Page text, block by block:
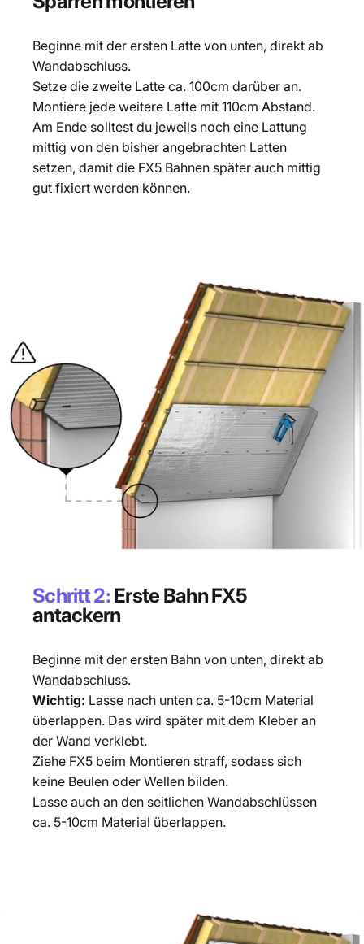
Beginne mit der ersten Latte von unten, direkt ab
Wandabschluss.
Setze die zweite Latte ca. 100cm darüber an.
Montiere jede weitere Latte mit 110cm Abstand.
Am Ende solltest du jeweils noch eine Lattung
mittig von den bisher angebrachten Latten
setzen, damit die FX5 Bahnen später auch mittig
gut fixiert werden können.
Schritt 2:Erste Bahn FX5
antackern
Beginne mit der ersten Bahn von unten, direkt ab
Wandabschluss.
Wichtig: Lasse nach unten ca. 5-10cm Material
überlappen. Das wird später mit dem Kleber an
der Wand verklebt.
Ziehe FX5 beim Montieren straff, sodass sich
keine Beulen oder Wellen bilden.
Lasse auch an den seitlichen Wandabschlüssen
ca. 5-10cm Material überlappen.